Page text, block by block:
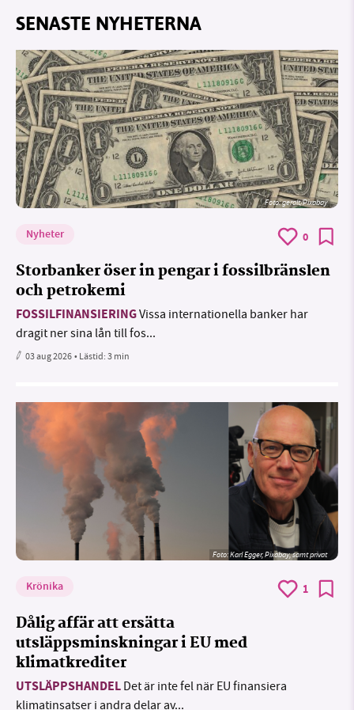
SENASTE NYHETERNA
Foto:geralt/Pixabay
Nyheter 0
Storbanker öser in pengar i fossilbränslen
och petrokemi
FOSSILFINANSIERINGVissa internationella banker har
dragit ner sina lån till fos...
03 aug 2026• Lästid:3 min
Foto:Karl Egger, Pixabay, samt privat
Krönika 1
Dålig affär att ersätta
utsläppsminskningar i EU med
klimatkrediter
UTSLÄPPSHANDEL Det är inte fel när EU finansiera
klimatinsatser i andra delar av...